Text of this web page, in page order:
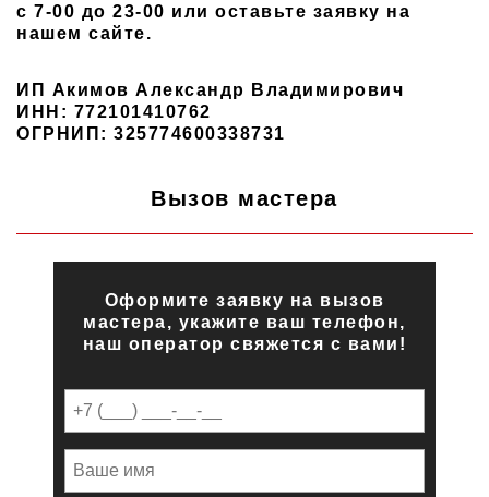
с 7-00 до 23-00 или оставьте заявку на
нашем сайте.
ИП Акимов Александр Владимирович
ИНН: 772101410762
ОГРНИП: 325774600338731
Вызов мастера
Оформите заявку на вызов
мастера, укажите ваш телефон,
наш оператор свяжется с вами!